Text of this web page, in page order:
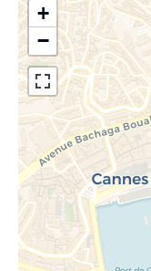
Parking (1 voiture)
Equipement :
+
−